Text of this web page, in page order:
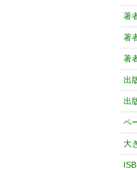
著
著
著
出
出
ペ
大